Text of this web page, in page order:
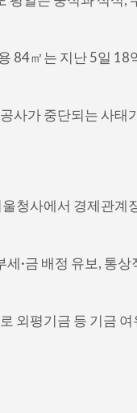
84㎡는 지난 5일 18
사가 중단되는 사태
청사에서 경제관계
·금 배정 유보, 통상
외평기금 등 기금